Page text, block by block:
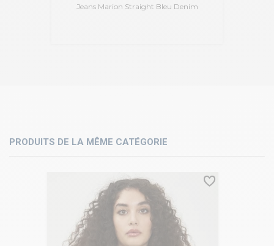
Jeans Marion Straight Bleu Denim
PRODUITS DE LA MÊME CATÉGORIE